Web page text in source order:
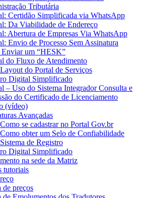
Tributária
Certidão Simplificada via WhatsApp
Da Viabilidade de Endereço
Abertura de Empresas Via WhatsApp
Envio de Processo Sem Assinatura
um “HESK”
do Fluxo de Atendimento
do Portal de Serviços
Digital Simplificado
– Uso do Sistema Integrador Consulta e
do Certificado de Licenciamento
(vídeo)
Avançadas
Como se cadastrar no Portal Gov.br
Como obter um Selo de Confiabilidade
de Registro
Digital Simplificado
na sede da Matriz
tutoriais
de preços